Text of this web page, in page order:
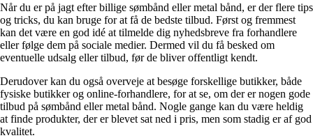
Når du er på jagt efter billige sømbånd eller metal bånd, er der flere tips
og tricks, du kan bruge for at få de bedste tilbud. Først og fremmest
kan det være en god idé at tilmelde dig nyhedsbreve fra forhandlere
eller følge dem på sociale medier. Dermed vil du få besked om
eventuelle udsalg eller tilbud, før de bliver offentligt kendt.
Derudover kan du også overveje at besøge forskellige butikker, både
fysiske butikker og online-forhandlere, for at se, om der er nogen gode
tilbud på sømbånd eller metal bånd. Nogle gange kan du være heldig
at finde produkter, der er blevet sat ned i pris, men som stadig er af god
kvalitet.